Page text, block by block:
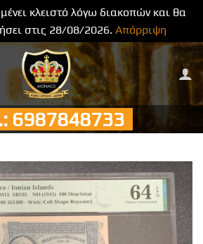
κλειστό λόγω διακοπών και θα
στις 28/08/2026. Απόρριψη
6987848733